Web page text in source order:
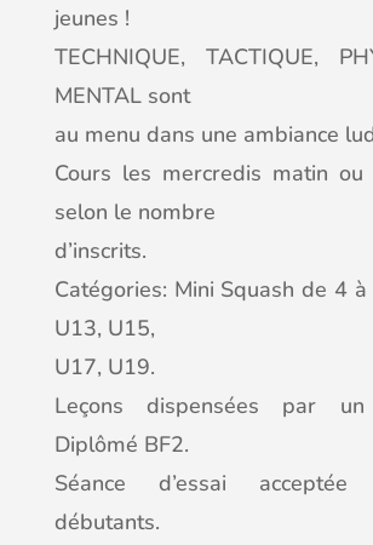
jeunes !
TECHNIQUE, TACTIQUE,
MENTAL sont
au menu dans une ambiance
Cours les mercredis matin ou
selon le nombre
d’inscrits.
Catégories: Mini Squash de 4
U13, U15,
U17, U19.
Leçons dispensées par un
Diplômé BF2.
Séance d’essai
débutants.